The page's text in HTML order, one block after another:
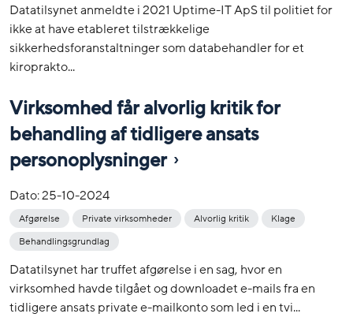
Datatilsynet anmeldte i 2021 Uptime-IT ApS til politiet for
ikke at have etableret tilstrækkelige
sikkerhedsforanstaltninger som databehandler for et
kiroprakto...
Virksomhed får alvorlig kritik for
behandling af tidligere ansats
personoplysninger
Dato:25-10-2024
Afgørelse Private virksomheder Alvorlig kritik
Klage
Behandlingsgrundlag
Datatilsynet har truffet afgørelse i en sag, hvor en
virksomhed havde tilgået og downloadet e-mails fra en
tidligere ansats private e-mailkonto som led i en tvi...